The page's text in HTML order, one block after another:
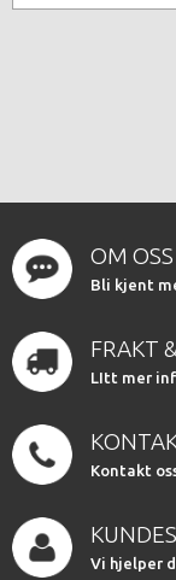
OM OSS
Bli kjent
FRAKT
LItt mer
Kontakt
Vi hjelper